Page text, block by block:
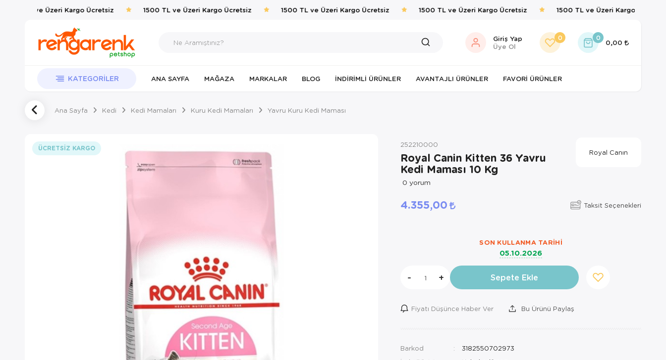
TL ve Üzeri Kargo Ücretsiz 1500 TL ve Üzeri Kargo Ücretsiz 1500 TL ve Üzeri Kargo Ücretsiz 1500 TL ve Üzeri Kargo Ücretsiz 1500 TL ve Üzeri Kargo Ücretsiz
Giriş Yap
Üye Ol
0 0
0,00
KATEGORILER ANA SAYFA MAĞAZA MARKALAR BLOG İNDIRIMLI ÜRÜNLER AVANTAJLI ÜRÜNLER FAVORI ÜRÜNLER
Ana Sayfa Kedi Kedi Mamaları Kuru Kedi Mamaları Yavru Kuru Kedi Maması
ÜCRETSIZ KARGO 252210000
Royal Canin Kitten 36 Yavru
Kedi Maması 10 Kg
0 yorum
Royal Canın
4.355,00 Taksit Seçenekleri
SON KULLANMA TARIHI
05.10.2026
- + Sepete Ekle
Fiyatı Düşünce Haber Ver Bu Ürünü Paylaş
Barkod
3182550702973